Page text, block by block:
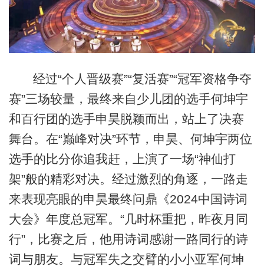
经过“个人晋级赛”“复活赛”“冠军资格争夺
赛”三场较量，最终来自少儿团的选手何坤宇
和百行团的选手申昊脱颖而出，站上了决赛
舞台。在“巅峰对决”环节，申昊、何坤宇两位
选手的比分你追我赶，上演了一场“神仙打
架”般的精彩对决。经过激烈的角逐，一路走
来表现亮眼的申昊最终问鼎《2024中国诗词
大会》年度总冠军。“几时杯重把，昨夜月同
行”，比赛之后，他用诗词感谢一路同行的诗
词与朋友。与冠军失之交臂的小小亚军何坤